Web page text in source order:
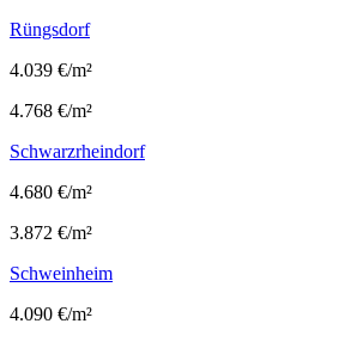
Rüngsdorf
4.039 €/m²
4.768 €/m²
Schwarzrheindorf
4.680 €/m²
3.872 €/m²
Schweinheim
4.090 €/m²